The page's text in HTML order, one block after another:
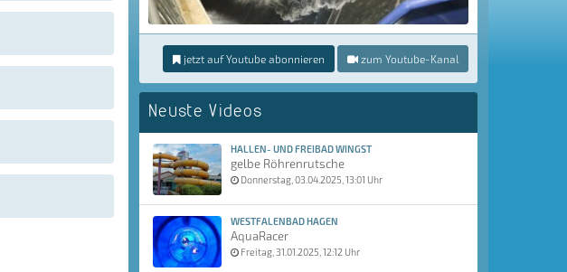
jetzt auf Youtube abonnieren zum Youtube-Kanal
Neuste Videos
HALLEN- UND FREIBAD WINGST
gelbe Röhrenrutsche
Donnerstag, 03.04.2025, 13:01 Uhr
WESTFALENBAD HAGEN
AquaRacer
Freitag, 31.01.2025, 12:12 Uhr